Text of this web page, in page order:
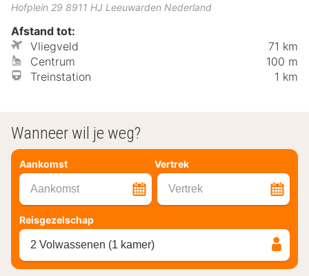
Hofplein 29 8911 HJ Leeuwarden Nederland
Afstand tot:
Vliegveld
71 km
Centrum
100 m
Treinstation
1 km
Wanneer wil je weg?
Aankomst Vertrek
Aankomst Vertrek
Reisgezelschap
2 Volwassenen (1 kamer)